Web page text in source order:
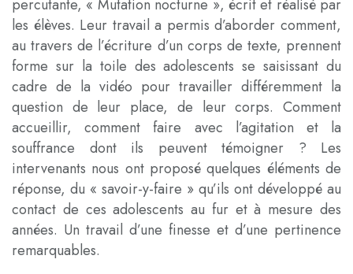
percutante, « Mutation nocturne », écrit et réalisé par
les élèves. Leur travail a permis d’aborder comment,
au travers de l’écriture d’un corps de texte, prennent
forme sur la toile des adolescents se saisissant du
cadre de la vidéo pour travailler différemment la
question de leur place, de leur corps. Comment
accueillir, comment faire avec l’agitation et la
souffrance dont ils peuvent témoigner ? Les
intervenants nous ont proposé quelques éléments de
réponse, du « savoir-y-faire » qu’ils ont développé au
contact de ces adolescents au fur et à mesure des
années. Un travail d’une finesse et d’une pertinence
remarquables.